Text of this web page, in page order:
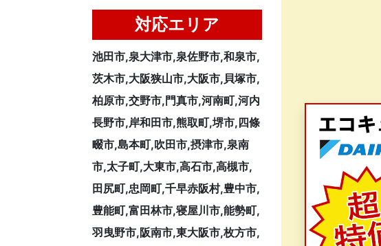
対応エリア
池田市,泉大津市,泉佐野市,和泉市,
茨木市,大阪狭山市,大阪市,貝塚市,
柏原市,交野市,門真市,河南町,河内
長野市,岸和田市,熊取町,堺市,四條
畷市,島本町,吹田市,摂津市,泉南
市,太子町,大東市,高石市,高槻市,
田尻町,忠岡町,千早赤阪村,豊中市,
豊能町,富田林市,寝屋川市,能勢町,
羽曳野市,阪南市,東大阪市,枚方市,